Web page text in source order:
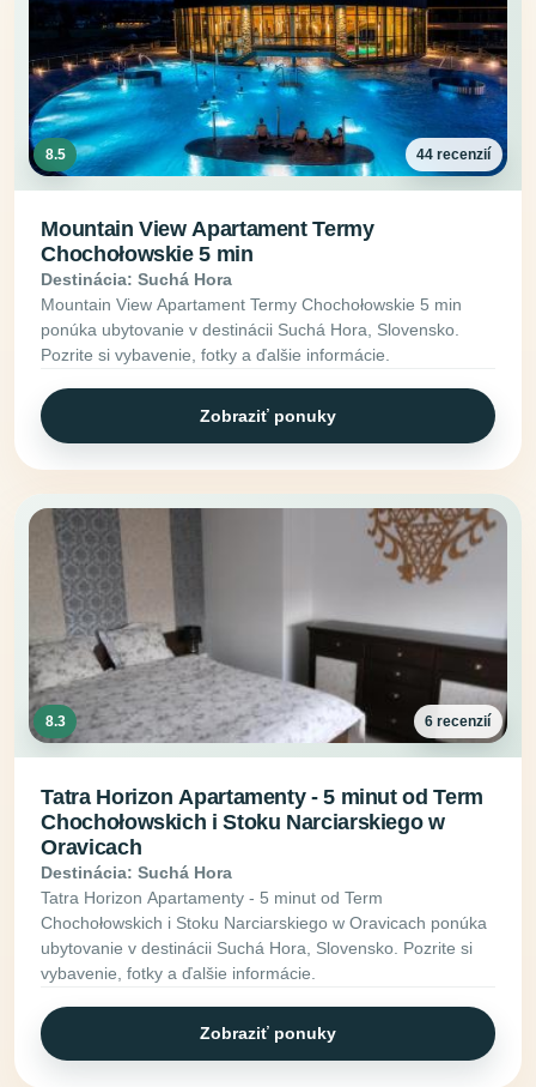
8.5 44 recenzií
Mountain View Apartament Termy
Chochołowskie 5 min
Destinácia: Suchá Hora
Mountain View Apartament Termy Chochołowskie 5 min
ponúka ubytovanie v destinácii Suchá Hora, Slovensko.
Pozrite si vybavenie, fotky a ďalšie informácie.
Zobraziť ponuky
8.3 6 recenzií
Tatra Horizon Apartamenty - 5 minut od Term
Chochołowskich i Stoku Narciarskiego w
Oravicach
Destinácia: Suchá Hora
Tatra Horizon Apartamenty - 5 minut od Term
Chochołowskich i Stoku Narciarskiego w Oravicach ponúka
ubytovanie v destinácii Suchá Hora, Slovensko. Pozrite si
vybavenie, fotky a ďalšie informácie.
Zobraziť ponuky